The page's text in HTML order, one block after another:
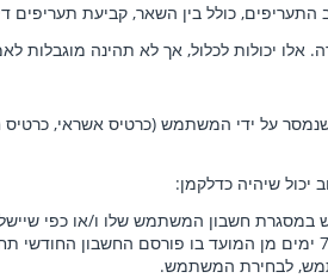
כולל בין השאר, קביעת תעריפים
יכולות לכלול, אך לא תהינה מוגבלות
על ידי המשתמש (כרטיס אשראי,
שיהיה כדלקמן:
במסגרת חשבון המשתמש שלו ו/או כפי
אחרים אותם סיפק בעת פתיחת חשבון המשתמש ("החשבון החודשי"). החשבון ישולם על ידי
לבחירת המשתמש.